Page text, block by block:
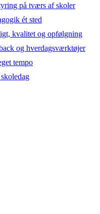
på tværs af skoler
ét sted
kvalitet og opfølgning
og hverdagsværktøjer
tempo